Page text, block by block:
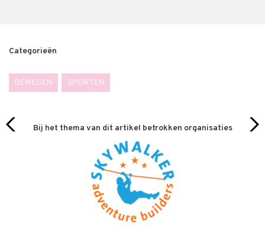
Categorieën
BEWEGEN SPORTEN
Bij het thema van dit artikel betrokken organisaties